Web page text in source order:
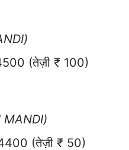
(तेज़ी ₹ 100)
MANDI)
(तेज़ी ₹ 50)